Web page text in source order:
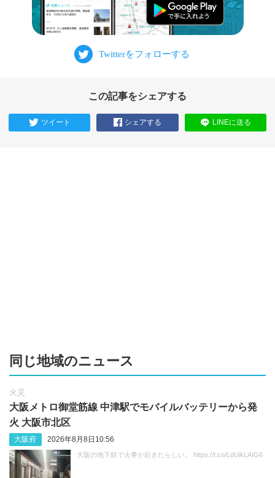
この記事をシェアする
ツイート シェアする LINEに送る
同じ地域のニュース
火災
大阪メトロ御堂筋線 中津駅でモバイルバッテリーから発
火 大阪市北区
大阪府 2026年8月8日10:56
大阪の地下鉄で火事が起きたらしい。 https://t.co/LdUikLAtG6